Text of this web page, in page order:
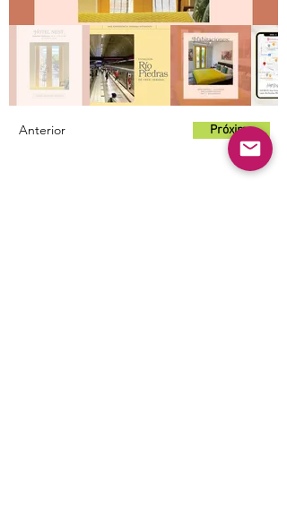
Anterior Próximo